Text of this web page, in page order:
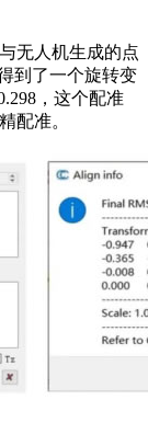
无人机生成的点
到了一个旋转变
，这个配准
配准。